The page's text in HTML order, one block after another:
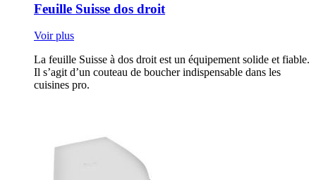
Feuille Suisse dos droit
Voir plus
La feuille Suisse à dos droit est un équipement solide et fiable.
Il s’agit d’un couteau de boucher indispensable dans les
cuisines pro.